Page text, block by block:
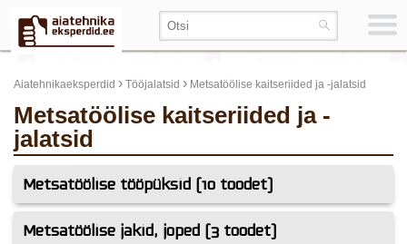
Aiatehnikaeksperdid › Tööjalatsid › Metsatöölise kaitseriided ja -jalatsid
Metsatöölise kaitseriided ja -
jalatsid
Metsatöölise tööpüksid (10 toodet)
Metsatöölise jakid, joped (3 toodet)